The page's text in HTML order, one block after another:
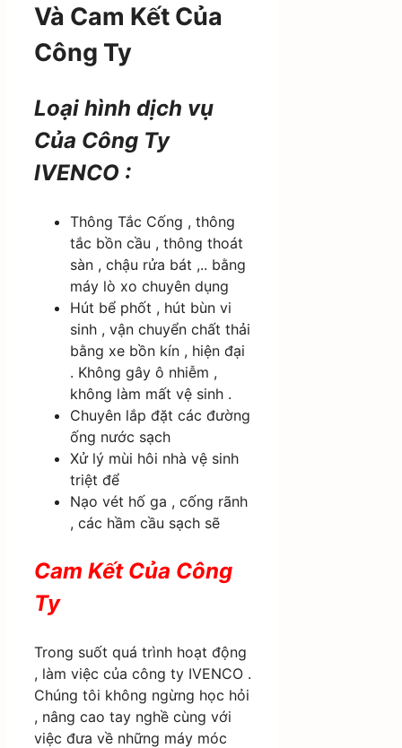
Và Cam Kết Của
Công Ty
Loại hình dịch vụ
Của Công Ty
IVENCO :
Thông Tắc Cống , thông
tắc bồn cầu , thông thoát
sàn , chậu rửa bát ,.. bằng
máy lò xo chuyên dụng
Hút bể phốt , hút bùn vi
sinh , vận chuyển chất thải
bằng xe bồn kín , hiện đại
. Không gây ô nhiễm ,
không làm mất vệ sinh .
Chuyên lắp đặt các đường
ống nước sạch
Xử lý mùi hôi nhà vệ sinh
triệt để
Nạo vét hố ga , cống rãnh
, các hầm cầu sạch sẽ
Cam Kết Của Công
Ty
Trong suốt quá trình hoạt động
, làm việc của công ty IVENCO .
Chúng tôi không ngừng học hỏi
, nâng cao tay nghề cùng với
việc đưa về những máy móc